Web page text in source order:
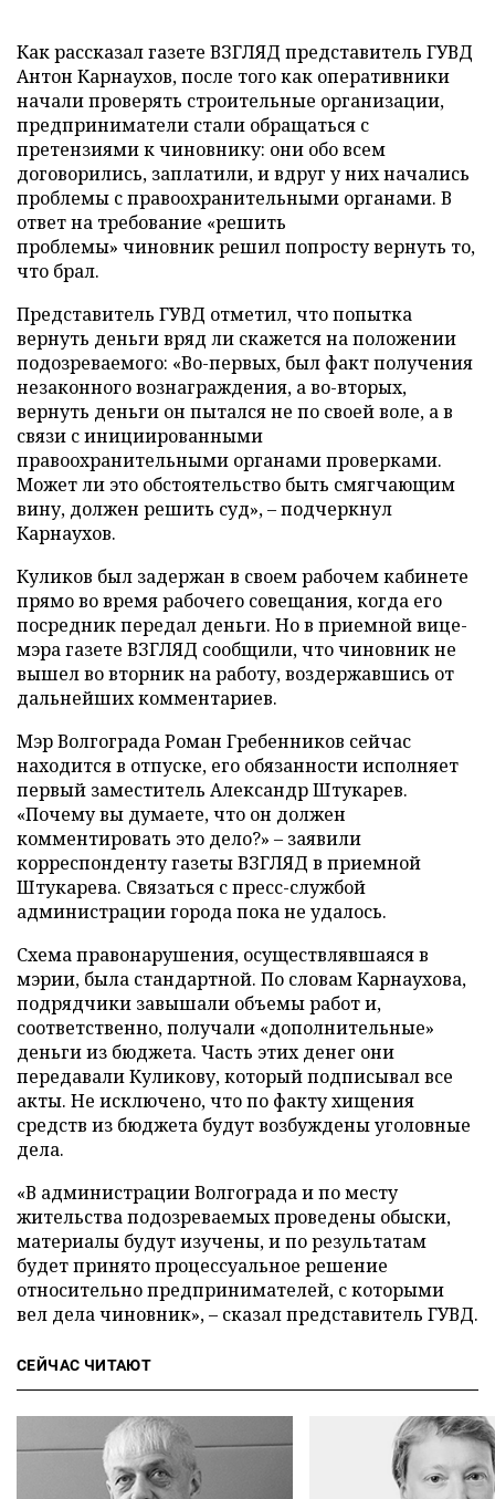
Как рассказал газете ВЗГЛЯД представитель ГУВД
Антон Карнаухов, после того как оперативники
начали проверять строительные организации,
предприниматели стали обращаться с
претензиями к чиновнику: они обо всем
договорились, заплатили, и вдруг у них начались
проблемы с правоохранительными органами. В
ответ на требование «решить
проблемы» чиновник решил попросту вернуть то,
что брал.
Представитель ГУВД отметил, что попытка
вернуть деньги вряд ли скажется на положении
подозреваемого: «Во-первых, был факт получения
незаконного вознаграждения, а во-вторых,
вернуть деньги он пытался не по своей воле, а в
связи с инициированными
правоохранительными органами проверками.
Может ли это обстоятельство быть смягчающим
вину, должен решить суд», – подчеркнул
Карнаухов.
Куликов был задержан в своем рабочем кабинете
прямо во время рабочего совещания, когда его
посредник передал деньги. Но в приемной вице-
мэра газете ВЗГЛЯД сообщили, что чиновник не
вышел во вторник на работу, воздержавшись от
дальнейших комментариев.
Мэр Волгограда Роман Гребенников сейчас
находится в отпуске, его обязанности исполняет
первый заместитель Александр Штукарев.
«Почему вы думаете, что он должен
комментировать это дело?» – заявили
корреспонденту газеты ВЗГЛЯД в приемной
Штукарева. Связаться с пресс-службой
администрации города пока не удалось.
Схема правонарушения, осуществлявшаяся в
мэрии, была стандартной. По словам Карнаухова,
подрядчики завышали объемы работ и,
соответственно, получали «дополнительные»
деньги из бюджета. Часть этих денег они
передавали Куликову, который подписывал все
акты. Не исключено, что по факту хищения
средств из бюджета будут возбуждены уголовные
дела.
«В администрации Волгограда и по месту
жительства подозреваемых проведены обыски,
материалы будут изучены, и по результатам
будет принято процессуальное решение
относительно предпринимателей, с которыми
вел дела чиновник», – сказал представитель ГУВД.
СЕЙЧАС ЧИТАЮТ